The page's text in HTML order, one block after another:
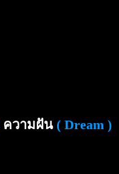
ความฝัน ( Dream )